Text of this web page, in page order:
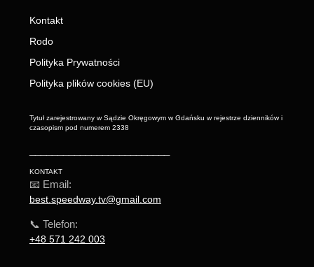
Kontakt
Rodo
Polityka Prywatności
Polityka plików cookies (EU)
Tytuł zarejestrowany w Sądzie Okręgowym w Gdańsku w rejestrze dzienników i
czasopism pod numerem 2338
KONTAKT
📧 Email:
best.speedway.tv@gmail.com
📞 Telefon:
+48 571 242 003